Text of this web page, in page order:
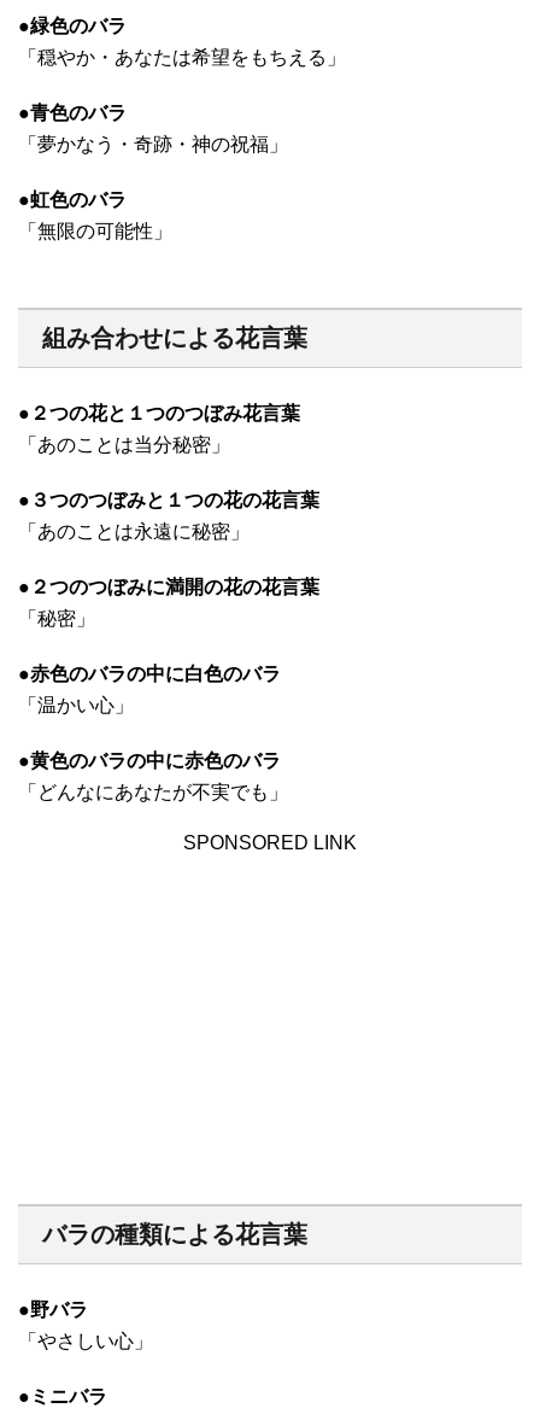
●緑色のバラ
「穏やか・あなたは希望をもちえる」
●青色のバラ
「夢かなう・奇跡・神の祝福」
●虹色のバラ
「無限の可能性」
組み合わせによる花言葉
●２つの花と１つのつぼみ花言葉
「あのことは当分秘密」
●３つのつぼみと１つの花の花言葉
「あのことは永遠に秘密」
●２つのつぼみに満開の花の花言葉
「秘密」
●赤色のバラの中に白色のバラ
「温かい心」
●黄色のバラの中に赤色のバラ
「どんなにあなたが不実でも」
SPONSORED LINK
バラの種類による花言葉
●野バラ
「やさしい心」
●ミニバラ